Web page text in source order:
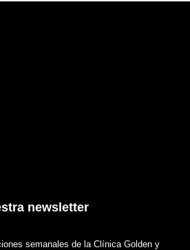
newsletter
semanales de la Clínica Golden y